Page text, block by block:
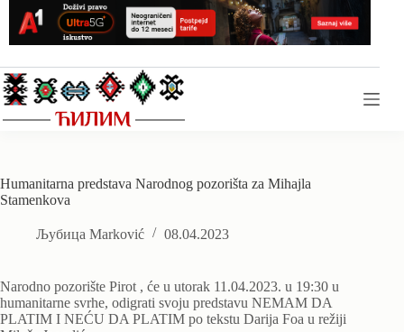
content
Humanitarna predstava Narodnog pozorišta za Mihajla
Stamenkova
Љубица Marković 08.04.2023
Narodno pozorište Pirot , će u utorak 11.04.2023. u 19:30 u
humanitarne svrhe, odigrati svoju predstavu NEMAM DA
PLATIM I NEĆU DA PLATIM po tekstu Darija Foa u režiji